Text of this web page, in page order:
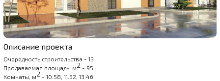
Описание проекта
Очередность строительства - 13
Продаваемая площадь, м2 - 95
Комнаты, м2 - 10.58, 11.52, 13.46,